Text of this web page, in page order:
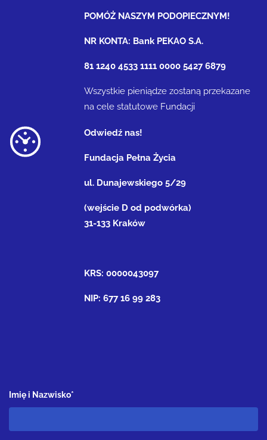
POMÓŻ NASZYM PODOPIECZNYM!
NR KONTA: Bank PEKAO S.A.
81 1240 4533 1111 0000 5427 6879
Wszystkie pieniądze zostaną przekazane
na cele statutowe Fundacji
Odwiedź nas!
Fundacja Pełna Życia
ul. Dunajewskiego 5/29
(wejście D od podwórka)
31-133 Kraków
KRS: 0000043097
NIP: 677 16 99 283
Imię i Nazwisko*